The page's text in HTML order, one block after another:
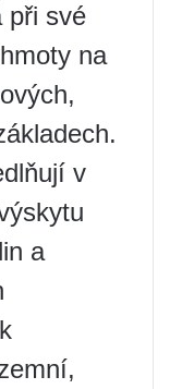
při své
na
v
a